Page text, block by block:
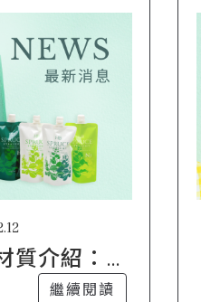
質介紹：
印刷？繼續閱讀